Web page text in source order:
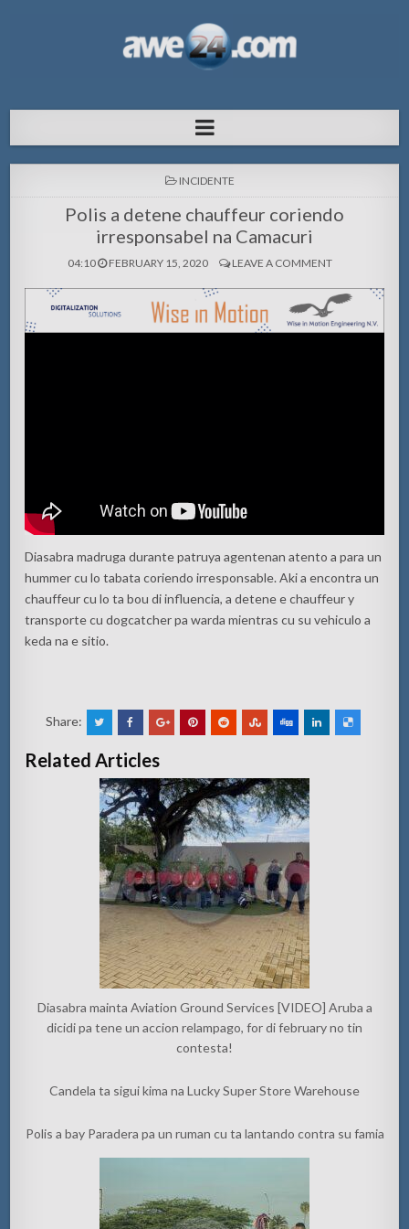
pa Aruba
POSTED
INCIDENTE
Polis a detene chauffeur coriendo
irresponsabel na Camacuri
04:10 FEBRUARY 15, 2020 LEAVE A COMMENT
Diasabra madruga durante patruya agentenan atento a para un
hummer cu lo tabata coriendo irresponsable. Aki a encontra un
chauffeur cu lo ta bou di influencia, a detene e chauffeur y
transporte cu dogcatcher pa warda mientras cu su vehiculo a
keda na e sitio.
Share:
Related Articles
Diasabra mainta Aviation Ground Services [VIDEO] Aruba a
dicidi pa tene un accion relampago, for di february no tin
contesta!
Candela ta sigui kima na Lucky Super Store Warehouse
Polis a bay Paradera pa un ruman cu ta lantando contra su famia